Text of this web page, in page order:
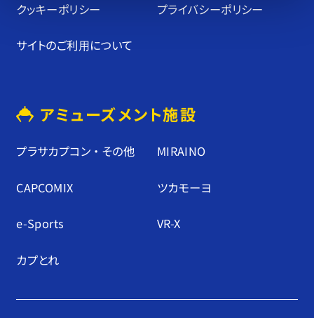
クッキーポリシー プライバシーポリシー
サイトのご利⽤について
アミューズメント施設
プラサカプコン ・ その他 MIRAINO
CAPCOMIX ツカモーヨ
e-Sports VR-X
カプとれ